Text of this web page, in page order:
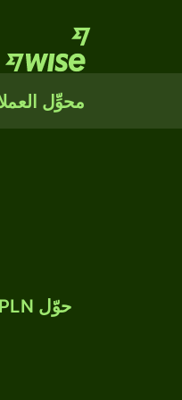
محوِّل